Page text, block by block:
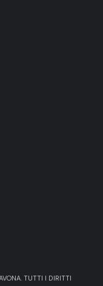
TUTTI I DIRITTI